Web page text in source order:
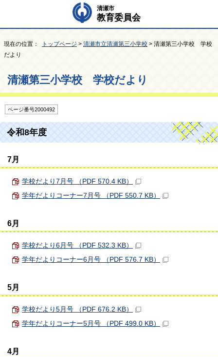
清瀬市
教育委員会
現在の位置： トップページ > 清瀬市立清瀬第三小学校 > 清瀬第三小学校 学校
だより
清瀬第三小学校 学校だより
ページ番号2000492
令和8年度
7月
学校だより7月号 （PDF 570.4 KB）
学年だよりコーナー7月号 （PDF 550.7 KB）
6月
学校だより6月号 （PDF 532.3 KB）
学年だよりコーナー6月号 （PDF 576.7 KB）
5月
学校だより5月号 （PDF 676.2 KB）
学年だよりコーナー5月号 （PDF 499.0 KB）
4月